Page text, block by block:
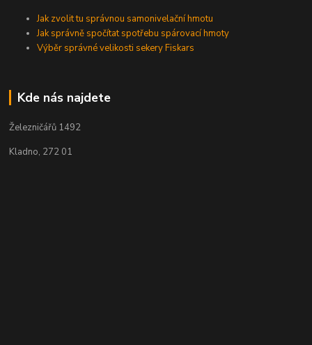
Jak zvolit tu správnou samonivelační hmotu
Jak správně spočítat spotřebu spárovací hmoty
Výběr správné velikosti sekery Fiskars
Kde nás najdete
Železničářů 1492
Kladno, 272 01